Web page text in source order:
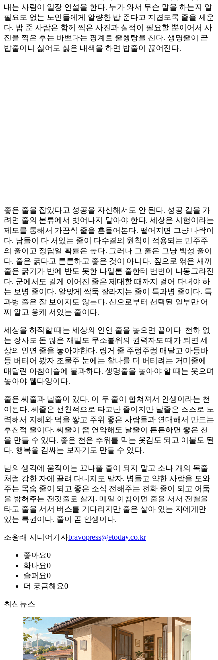
내는 사람이 일장 연설을 한다. 누가 와서 무슨 말을 하는지 알
필요도 없는 노인들에게 알량한 밥 준다고 지겹도록 줄을 세운
다. 밥 준 사람은 함께 찍은 사진과 실적이 필요할 뿐이어서 사
진을 찍은 후는 바쁘다는 핑계로 줄행랑을 친다. 생명줄이 곧
밥줄이니 싫어도 싫은 내색을 하면 밥줄이 끊어진다.
좋은 줄을 잡았다고 성공을 자신해서도 안 된다. 성공 길을 가
려면 줄의 본류에서 벗어나지 말아야 한다. 세상은 시험이라는
제도를 통해서 가끔씩 줄을 흔들어본다. 떨어지면 그냥 나락이
다. 남들이 다 서있는 줄이 다수결의 원칙이 적용되는 민주주
의 줄이고 정답일 확률은 높다. 그러나 그 줄은 그냥 백성 줄이
다. 줄은 굵다고 튼튼하고 좋은 것이 아니다. 짚으로 엮은 새끼
줄은 굵기가 반에 반도 못한 나일론 줄한테 번번이 나동그라진
다. 군에서도 길게 이어진 줄은 제대할 때까지 걸어 다녀야 하
는 보병 줄이다. 알맞게 싹둑 잘라지는 줄이 특과병 줄이다. 특
과병 줄은 잘 보이지도 않는다. 신으로부터 선택된 일부만 어
찌 알고 용케 서있는 줄이다.
세상을 하직할 때는 세상의 인연 줄을 놓으면 끝이다. 천하 없
는 장사도 돈 많은 재벌도 무소불위의 권력자도 때가 되면 세
상의 인연 줄을 놓아야한다. 링거 줄 주렁주렁 매달고 아등바
등 버티어 봤자 조물주 눈에는 찰나를 더 버티려는 거미줄에
매달린 아침이슬에 불과하다. 생명줄을 놓아야 할 때는 웃으며
놓아야 웰다잉이다.
줄은 씨줄과 날줄이 있다. 이 두 줄이 합쳐져서 인생이라는 천
이된다. 씨줄은 선천적으로 타고난 줄이지만 날줄은 스스로 노
력해서 지혜와 덕을 쌓고 주위 좋은 사람들과 연대해서 만드는
후천적 줄이다. 씨줄이 좀 연약해도 날줄이 튼튼하면 좋은 천
을 만들 수 있다. 좋은 천은 추위를 막는 옷감도 되고 이불도 된
다. 행복을 감싸는 보자기도 만들 수 있다.
남의 생각에 움직이는 끄나풀 줄이 되지 말고 소나 개의 목줄
처럼 강한 자에 끌려 다니지도 말자. 병들고 약한 사람을 도와
주는 목숨 줄이 되고 좋은 소식 전해주는 전화 줄이 되고 어둠
을 밝혀주는 전깃줄로 살자. 매일 아침이면 줄을 서서 전철을
타고 줄을 서서 버스를 기다리지만 줄은 살아 있는 자에게만
있는 특권이다. 줄이 곧 인생이다.
조왕래 시니어기자bravopress@etoday.co.kr
좋아요0
화나요0
슬퍼요0
더 궁금해요0
최신뉴스